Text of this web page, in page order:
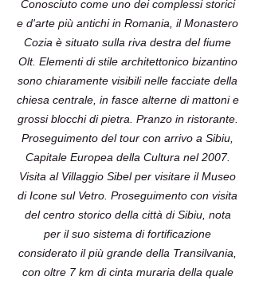
Conosciuto come uno dei complessi storici
e d'arte più antichi in Romania, il Monastero
Cozia è situato sulla riva destra del fiume
Olt. Elementi di stile architettonico bizantino
sono chiaramente visibili nelle facciate della
chiesa centrale, in fasce alterne di mattoni e
grossi blocchi di pietra. Pranzo in ristorante.
Proseguimento del tour con arrivo a Sibiu,
Capitale Europea della Cultura nel 2007.
Visita al Villaggio Sibel per visitare il Museo
di Icone sul Vetro. Proseguimento con visita
del centro storico della città di Sibiu, nota
per il suo sistema di fortificazione
considerato il più grande della Transilvania,
con oltre 7 km di cinta muraria della quale